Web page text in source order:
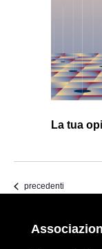
La tua
Eventi
precedenti